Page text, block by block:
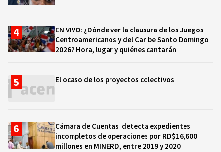
EN VIVO: ¿Dónde ver la clausura de los Juegos
Centroamericanos y del Caribe Santo Domingo
2026? Hora, lugar y quiénes cantarán
El ocaso de los proyectos colectivos
Cámara de Cuentas detecta expedientes
incompletos de operaciones por RD$16,600
millones en MINERD, entre 2019 y 2020